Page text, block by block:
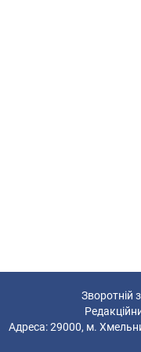
Зворотній
Редакційний
29000, м.